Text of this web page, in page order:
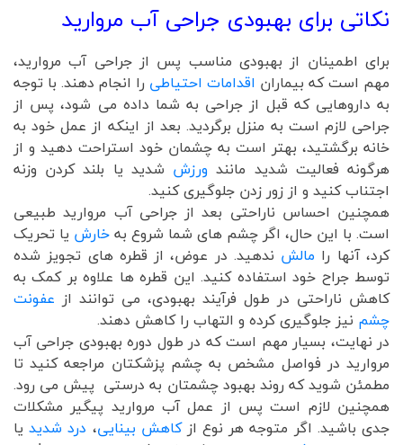
نکاتی برای بهبودی جراحی آب مروارید
برای اطمینان از بهبودی مناسب پس از جراحی آب مروارید،
مهم است که بیماران اقدامات احتیاطی را انجام دهند. با توجه
به داروهایی که قبل از جراحی به شما داده می شود، پس از
جراحی لازم است به منزل برگردید. بعد از اینکه از عمل خود به
خانه برگشتید، بهتر است به چشمان خود استراحت دهید و از
هرگونه فعالیت شدید مانندورزش شدید یا بلند کردن وزنه
اجتناب کنید و از زور زدن جلوگیری کنید.
همچنین احساس ناراحتی بعد از جراحی آب مروارید طبیعی
است. با این حال، اگر چشم های شما شروع بهخارش یا تحریک
کرد، آنها را مالش ندهید. در عوض، از قطره های تجویز شده
توسط جراح خود استفاده کنید. این قطره ها علاوه بر کمک به
کاهش ناراحتی در طول فرآیند بهبودی، می توانند از عفونت
چشم نیز جلوگیری کرده و التهاب را کاهش دهند.
در نهایت، بسیار مهم است که در طول دوره بهبودی جراحی آب
مروارید در فواصل مشخص به چشم پزشکتان مراجعه کنید تا
مطمئن شوید که روند بهبود چشمتان به درستی پیش می رود.
همچنین لازم است پس از عمل آب مروارید پیگیر مشکلات
جدی باشید. اگر متوجه هر نوع ازکاهش بینایی، درد شدیدیا